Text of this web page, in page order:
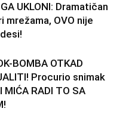
UKLONI: Dramatičan
mrežama, OVO nije
BOMBA OTKAD
Procurio snimak
MIĆA RADI TO SA